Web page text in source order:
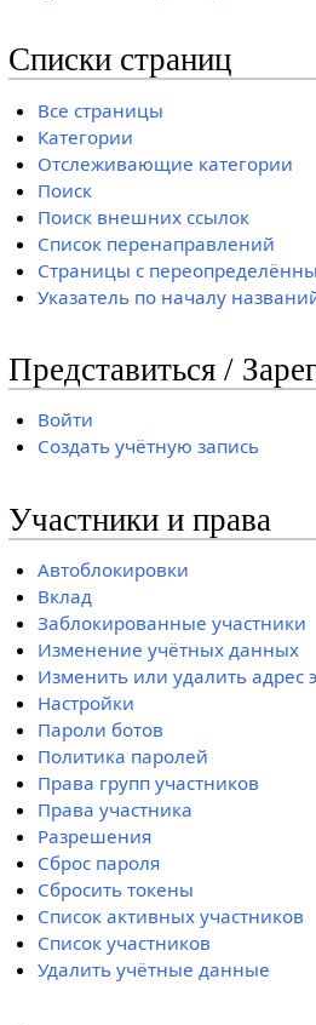
Списки страниц
Все страницы
Категории
Отслеживающие категории
Поиск
Поиск внешних ссылок
Список перенаправлений
Страницы с
Указатель по началу
Представиться /
Войти
Создать учётную запись
Участники и права
Автоблокировки
Вклад
Заблокированные участники
Изменение учётных данных
Изменить или удалить адрес
Настройки
Пароли ботов
Политика паролей
Права групп участников
Права участника
Разрешения
Сброс пароля
Сбросить токены
Список активных участников
Список участников
Удалить учётные данные